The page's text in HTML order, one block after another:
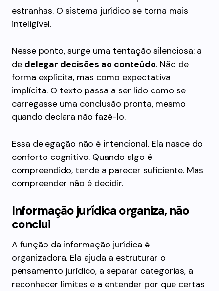
estranhas. O sistema jurídico se torna mais
inteligível.
Nesse ponto, surge uma tentação silenciosa: a
de delegar decisões ao conteúdo. Não de
forma explícita, mas como expectativa
implícita. O texto passa a ser lido como se
carregasse uma conclusão pronta, mesmo
quando declara não fazê-lo.
Essa delegação não é intencional. Ela nasce do
conforto cognitivo. Quando algo é
compreendido, tende a parecer suficiente. Mas
compreender não é decidir.
Informação jurídica organiza, não
conclui
A função da informação jurídica é
organizadora. Ela ajuda a estruturar o
pensamento jurídico, a separar categorias, a
reconhecer limites e a entender por que certas